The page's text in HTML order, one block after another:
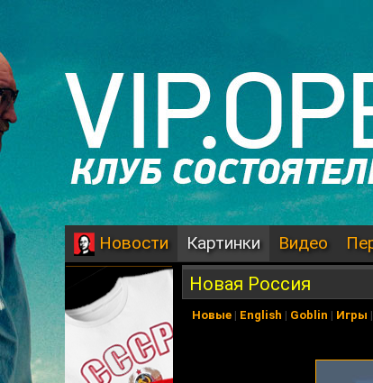
Новости Картинки Видео
Новая Россия
Новые| English | Goblin | Игры |